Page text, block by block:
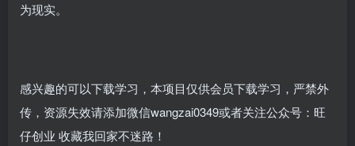
为现实。
感兴趣的可以下载学习，本项目仅供会员下载学习，严禁外
传，资源失效请添加微信wangzai0349或者关注公众号：旺
仔创业 收藏我回家不迷路！